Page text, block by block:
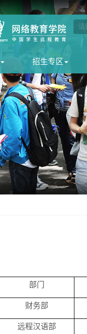
招生专区
部门
财务部
远程汉语部